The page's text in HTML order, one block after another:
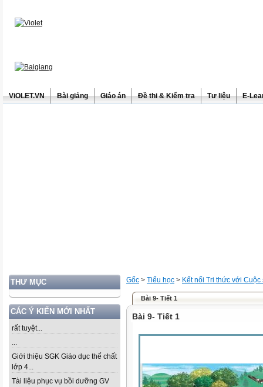
ViOLET.VN Bài giảng Giáo án Đề thi & Kiểm tra Tư liệu E-
THƯ MỤC
CÁC Ý KIẾN MỚI NHẤT
rất tuyệt...
...
Giới thiệu SGK Giáo dục thể chất
lớp 4...
Tài liệu phục vụ bồi dưỡng GV
Gốc > Tiểu học > Kết nối Tri thức với Cuộc
Bài 9- Tiết 1
Bài 9- Tiết 1